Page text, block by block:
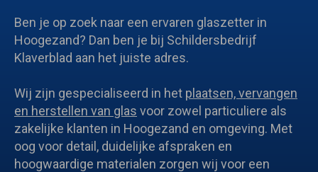
Ben je op zoek naar een ervaren glaszetter in
Hoogezand? Dan ben je bij Schildersbedrijf
Klaverblad aan het juiste adres.
Wij zijn gespecialiseerd in het plaatsen, vervangen
en herstellen van glas voor zowel particuliere als
zakelijke klanten in Hoogezand en omgeving. Met
oog voor detail, duidelijke afspraken en
hoogwaardige materialen zorgen wij voor een